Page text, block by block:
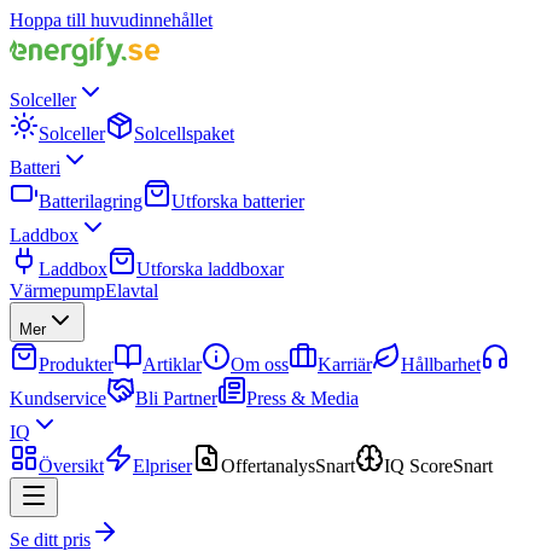
Hoppa till huvudinnehållet
Solceller
Solceller
Solcellspaket
Batteri
Batterilagring
Utforska batterier
Laddbox
Laddbox
Utforska laddboxar
VärmepumpElavtal
Mer
Produkter Artiklar Om oss Karriär
Hållbarhet
Kundservice
Bli Partner
Press & Media
IQ
Översikt
Elpriser OffertanalysSnart IQ ScoreSnart
Se ditt pris